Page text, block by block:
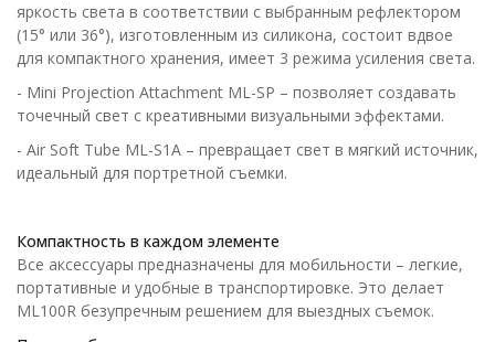
яркость света в соответствии с выбранным рефлектором
(15° или 36°), изготовленным из силикона, состоит вдвое
для компактного хранения, имеет 3 режима усиления света.
- Mini Projection Attachment ML-SP – позволяет создавать
точечный свет с креативными визуальными эффектами.
- Air Soft Tube ML-S1A – превращает свет в мягкий источник,
идеальный для портретной съемки.
Компактность в каждом элементе
Все аксессуары предназначены для мобильности – легкие,
портативные и удобные в транспортировке. Это делает
ML100R безупречным решением для выездных съемок.